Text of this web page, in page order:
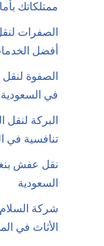
ممتلكاتك
الصفرات
أفضل
الصفوة
في السعودية
البركة
تنافسية في
نقل عفش
السعودية
شركة
الأثاث في